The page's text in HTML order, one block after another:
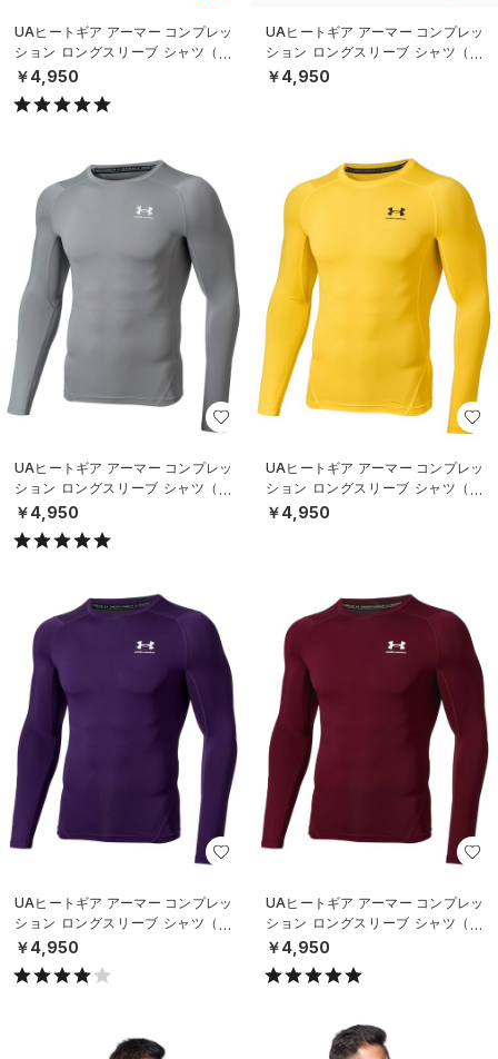
UAヒートギア アーマー コンプレッ
ション ロングスリーブ シャツ（ト
レーニング/MEN）
￥4,950
UAヒートギア アーマー コンプレッ
ション ロングスリーブ シャツ（ト
レーニング/MEN）
￥4,950
UAヒートギア アーマー コンプレッ
ション ロングスリーブ シャツ（ト
レーニング/MEN）
￥4,950
UAヒートギア アーマー コンプレッ
ション ロングスリーブ シャツ（ト
レーニング/MEN）
￥4,950
UAヒートギア アーマー コンプレッ
ション ロングスリーブ シャツ（ト
レーニング/MEN）
￥4,950
UAヒートギア アーマー コンプレッ
ション ロングスリーブ シャツ（ト
レーニング/MEN）
￥4,950